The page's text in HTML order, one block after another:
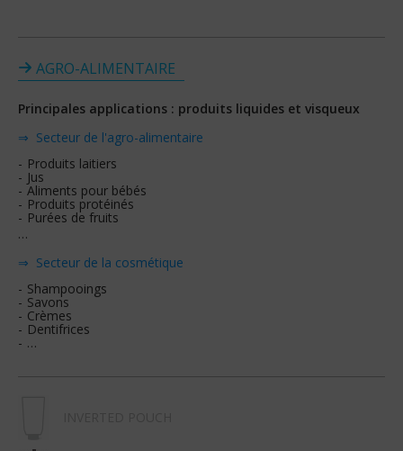
AGRO-ALIMENTAIRE
Principales applications : produits liquides et visqueux
⇒ Secteur de l'agro-alimentaire
Produits laitiers
Jus
Aliments pour bébés
Produits protéinés
Purées de fruits
…
⇒ Secteur de la cosmétique
Shampooings
Savons
Crèmes
Dentifrices
…